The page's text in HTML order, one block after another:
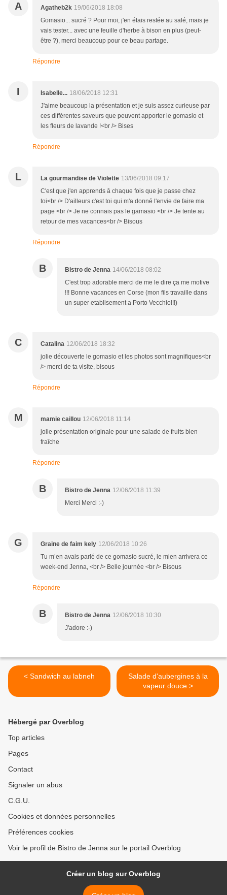
A Agatheb2k 19/06/2018 18:08
Gomasio... sucré ? Pour moi, j'en étais restée au salé, mais je
vais tester... avec une feuille d'herbe à bison en plus (peut-
être ?), merci beaucoup pour ce beau partage.
Répondre
I Isabelle... 18/06/2018 12:31
J'aime beaucoup la présentation et je suis assez curieuse par
ces différentes saveurs que peuvent apporter le gomasio et
les fleurs de lavande !<br /> Bises
Répondre
L La gourmandise de Violette 13/06/2018 09:17
C'est que j'en apprends ā chaque fois que je passe chez
toi<br /> D'ailleurs c'est toi qui m'a donné l'envie de faire ma
page <br /> Je ne connais pas le gamasio <br /> Je tente au
retour de mes vacances<br /> Bisous
Répondre
B Bistro de Jenna 14/06/2018 08:02
C'est trop adorable merci de me le dire ça me motive
!!! Bonne vacances en Corse (mon fils travaille dans
un super etablisement a Porto Vecchio!!!)
C Catalina 12/06/2018 18:32
jolie découverte le gomasio et les photos sont magnifiques<br
/> merci de ta visite, bisous
Répondre
M mamie caillou 12/06/2018 11:14
jolie présentation originale pour une salade de fruits bien
fraîche
Répondre
B Bistro de Jenna 12/06/2018 11:39
Merci Merci :-)
G Graine de faim kely 12/06/2018 10:26
Tu m’en avais parlé de ce gomasio sucré, le mien arrivera ce
week-end Jenna, <br /> Belle journée <br /> Bisous
Répondre
B Bistro de Jenna 12/06/2018 10:30
J'adore :-)
< Sandwich au labneh
Salade d'aubergines à la
vapeur douce >
Hébergé par Overblog
Top articles
Pages
Contact
Signaler un abus
C.G.U.
Cookies et données personnelles
Préférences cookies
Voir le profil de Bistro de Jenna sur le portail Overblog
Créer un blog sur Overblog